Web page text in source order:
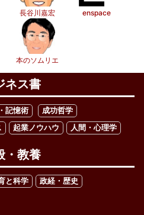
長谷川嘉宏 enspace
本のソムリエ
ネス書
記憶術
成功哲学
起業ノウハウ 人間・心理学
・教養
と科学
政経・歴史